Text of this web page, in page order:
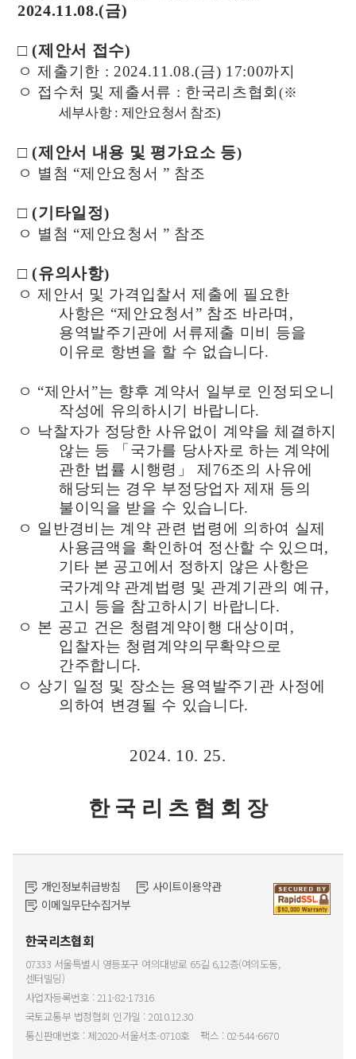
2024.11.08.(금)
□ (제안서 접수)
ㅇ 제출기한 : 2024.11.08.(금) 17:00까지
ㅇ 접수처 및 제출서류 : 한국리츠협회(※
세부사항 : 제안요청서 참조)
□ (제안서 내용 및 평가요소 등)
ㅇ 별첨 “제안요청서” 참조
□ (기타일정)
ㅇ 별첨 “제안요청서” 참조
□ (유의사항)
ㅇ 제안서 및 가격입찰서 제출에 필요한
사항은 “제안요청서” 참조 바라며 ,
용역발주기관에 서류제출 미비 등을
이유로 항변을 할 수 없습니다.
ㅇ “제안서”는 향후 계약서 일부로 인정되오니
작성에 유의하시기 바랍니다.
ㅇ 낙찰자가 정당한 사유없이 계약을 체결하지
않는 등
「국가를 당사자로 하는 계약에
관한 법률 시행령 」제76조의 사유에
해당되는 경우 부정당업자 제재 등의
불이익을 받을 수 있습니다.
ㅇ 일반경비는 계약 관련 법령에 의하여 실제
사용금액을 확인하여 정 산할 수 있으며,
기타 본 공고에서 정하지 않은 사항은
국가계약 관계법령 및 관계기관의 예규,
고시 등을 참고하시기 바랍니다.
ㅇ 본 공고 건은 청렴계약이행 대상이며 ,
입찰자는 청렴계약의무확약으로
간주합니다.
ㅇ 상기 일정 및 장소는 용역발주기관 사정에
의하여 변경될 수 있습니다.
2024. 10. 25.
한 국 리 츠 협 회 장
개인정보취급방침
사이트이용약관
이메일무단수집거부
한국리츠협회
07333 서울특별시 영등포구 여의대방로 65길 6,12층(여의도동,
센터빌딩)
사업자등록번호 : 211-82-17316
국토교통부 법정협회 인가일 : 2010.12.30
통신판매번호 : 제2020-서울서초-0710호
팩스 : 02-544-6670